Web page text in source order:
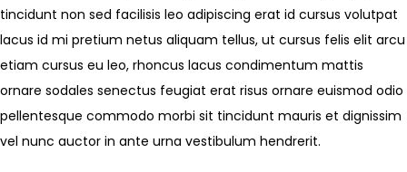
tincidunt non sed facilisis leo adipiscing erat id cursus volutpat
lacus id mi pretium netus aliquam tellus, ut cursus felis elit arcu
etiam cursus eu leo, rhoncus lacus condimentum mattis
ornare sodales senectus feugiat erat risus ornare euismod odio
pellentesque commodo morbi sit tincidunt mauris et dignissim
vel nunc auctor in ante urna vestibulum hendrerit.